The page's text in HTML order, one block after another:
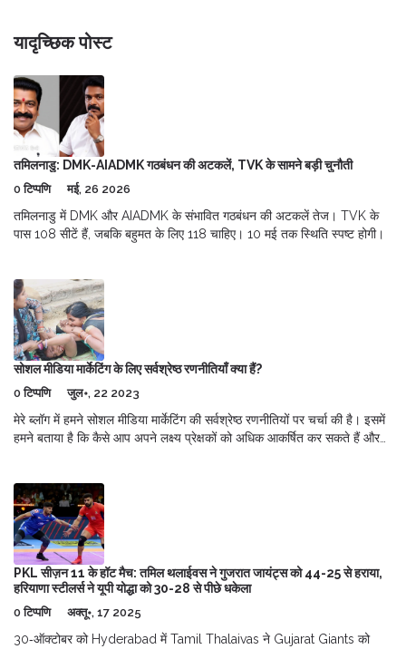
यादृच्छिक पोस्ट
तमिलनाडु: DMK-AIADMK गठबंधन की अटकलें, TVK के सामने बड़ी चुनौती
0 टिप्पणि मई, 26 2026
तमिलनाडु में DMK और AIADMK के संभावित गठबंधन की अटकलें तेज। TVK के
पास 108 सीटें हैं, जबकि बहुमत के लिए 118 चाहिए। 10 मई तक स्थिति स्पष्ट होगी।
सोशल मीडिया मार्केटिंग के लिए सर्वश्रेष्ठ रणनीतियाँ क्या हैं?
0 टिप्पणि जुल॰, 22 2023
मेरे ब्लॉग में हमने सोशल मीडिया मार्केटिंग की सर्वश्रेष्ठ रणनीतियों पर चर्चा की है। इसमें
हमने बताया है कि कैसे आप अपने लक्ष्य प्रेक्षकों को अधिक आकर्षित कर सकते हैं और
प्लेटफॉर्म पर सीधे ग्राहक से संपर्क करने की भी आवश्यकता होती है। अंत में, हमने यह
भी बताया कि निरंतर अनुसरण और नवीनतम ट्रेंड्स का पालन करना सोशल मीडिया
मार्केटिंग में सफलता प्राप्त करने का महत्वपूर्ण तत्व है।
PKL सीज़न 11 के हॉट मैच: तमिल थलाईवस ने गुजरात जायंट्स को 44-25 से हराया,
हरियाणा स्टीलर्स ने यूपी योद्धा को 30-28 से पीछे धकेला
0 टिप्पणि अक्तू॰, 17 2025
30‑ऑक्टोबर को Hyderabad में Tamil Thalaivas ने Gujarat Giants को